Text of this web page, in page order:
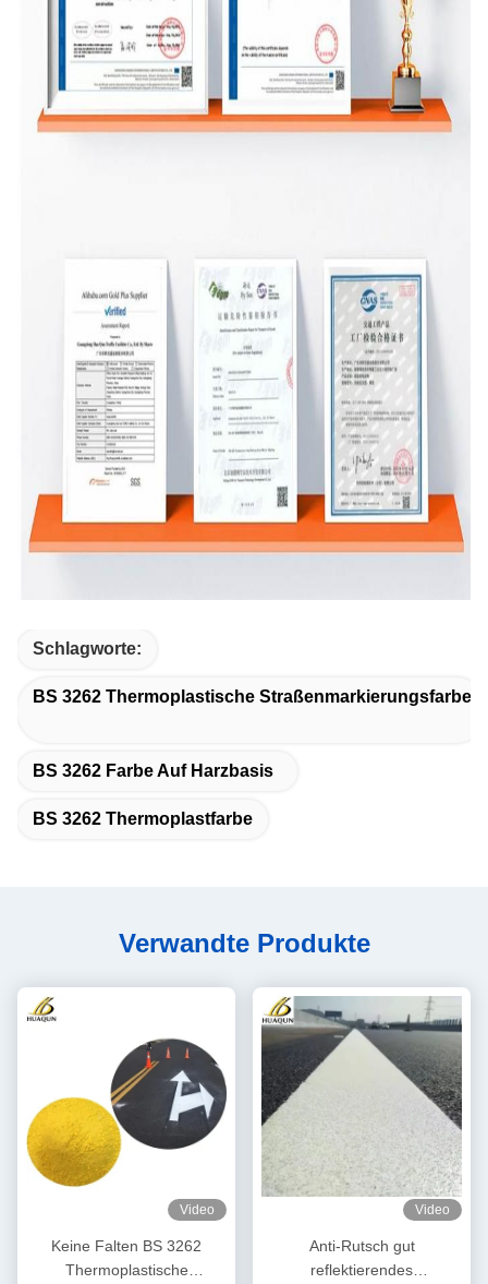
Schlagworte:
BS 3262 Thermoplastische Straßenmarkierungsfarbe
BS 3262 Farbe Auf Harzbasis
BS 3262 Thermoplastfarbe
Verwandte Produkte
Video
Keine Falten BS 3262
Thermoplastische
Video
Anti-Rutsch gut
reflektierendes